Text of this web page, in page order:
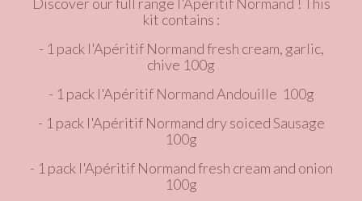
kit contains :
- 1 pack l'Apéritif Normand fresh cream, garlic,
chive 100g
- 1 pack l'Apéritif Normand Andouille 100g
- 1 pack l'Apéritif Normand dry soiced Sausage
100g
- 1 pack l'Apéritif Normand fresh cream and onion
100g